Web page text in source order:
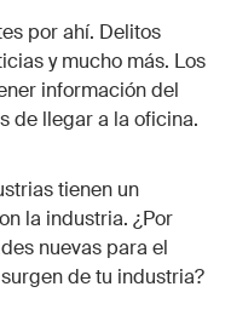
por ahí. Delitos
y mucho más. Los
información del
de llegar a la oficina.
tienen un
la industria. ¿Por
nuevas para el
de tu industria?